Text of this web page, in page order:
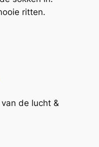
ritten.
de lucht &